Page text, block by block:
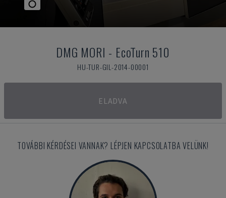
DMG MORI - EcoTurn 510
HU-TUR-GIL-2014-00001
ELADVA
TOVÁBBI KÉRDÉSEI VANNAK? LÉPJEN KAPCSOLATBA VELÜNK!